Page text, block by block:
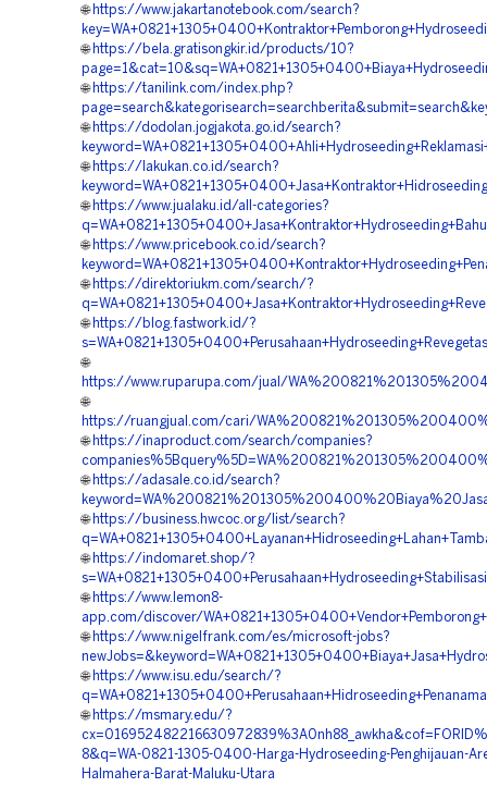
🌐 https://www.jakartanotebook.com/search?
🌐 https://bela.gratisongkir.id/products/10?
🌐 https://tanilink.com/index.php?
🌐 https://dodolan.jogjakota.go.id/search?
🌐 https://lakukan.co.id/search?
🌐 https://www.jualaku.id/all-categories?
🌐 https://www.pricebook.co.id/search?
🌐 https://direktoriukm.com/search/?
🌐 https://blog.fastwork.id/?
🌐
https://www.ruparupa.com/jual/
🌐
https://ruangjual.com/cari/
🌐 https://inaproduct.com/search/companies?
🌐 https://adasale.co.id/search?
🌐 https://business.hwcoc.org/list/search?
🌐 https://indomaret.shop/?
🌐 https://www.lemon8-
app.com/discover/
🌐 https://www.nigelfrank.com/es/microsoft-jobs?
🌐 https://www.isu.edu/search/?
🌐 https://msmary.edu/?
8&q=WA-0821-1305-0400-Harga-Hydroseeding-Penghijauan-
Halmahera-Barat-Maluku-Utara